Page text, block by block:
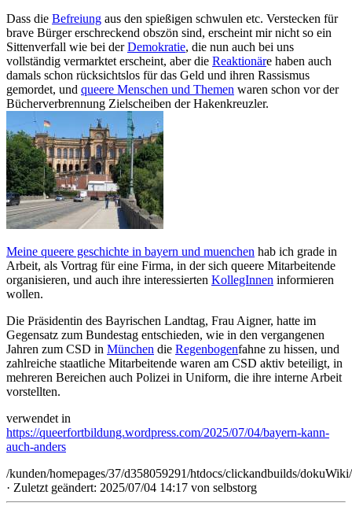
Dass die Befreiung aus den spießigen schwulen etc. Verstecken für
brave Bürger erschreckend obszön sind, erscheint mir nicht so ein
Sittenverfall wie bei derDemokratie, die nun auch bei uns
vollständig vermarktet erscheint, aber die Reaktionäre haben auch
damals schon rücksichtslos für das Geld und ihren Rassismus
gemordet, und queere Menschen und Themen waren schon vor der
Bücherverbrennung Zielscheiben der Hakenkreuzler.
Meine queere geschichte in bayern und muenchen hab ich grade in
Arbeit, als Vortrag für eine Firma, in der sich queere Mitarbeitende
organisieren, und auch ihre interessierten KollegInnen informieren
wollen.
Die Präsidentin des Bayrischen Landtag, Frau Aigner, hatte im
Gegensatz zum Bundestag entschieden, wie in den vergangenen
Jahren zum CSD in München die Regenbogenfahne zu hissen, und
zahlreiche staatliche Mitarbeitende waren am CSD aktiv beteiligt, in
mehreren Bereichen auch Polizei in Uniform, die ihre interne Arbeit
vorstellten.
verwendet in
https://queerfortbildung.wordpress.com/2025/07/04/bayern-kann-
auch-anders
/kunden/homepages/37/d358059291/htdocs/clickandbuilds/
· Zuletzt geändert: 2025/07/04 14:17 von selbstorg